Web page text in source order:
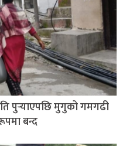
पुर्‍याएपछि मुगुको गमगढी
बन्द